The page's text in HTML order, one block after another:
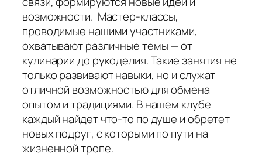
возможности. Мастер-классы,
проводимые нашими участниками,
охватывают различные темы — от
кулинарии до рукоделия. Такие занятия не
только развивают навыки, но и служат
отличной возможностью для обмена
опытом и традициями. В нашем клубе
каждый найдет что-то по душе и обретет
новых подруг, с которыми по пути на
жизненной тропе.